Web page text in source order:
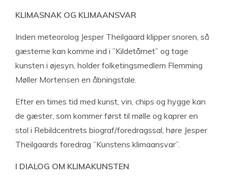
KLIMASNAK OG KLIMAANSVAR
Inden meteorolog Jesper Theilgaard klipper snoren, så
gæsterne kan komme ind i ”Kildetårnet” og tage
kunsten i øjesyn, holder folketingsmedlem Flemming
Møller Mortensen en åbningstale.
Efter en times tid med kunst, vin, chips og hygge kan
de gæster, som kommer først til mølle og kaprer en
stol i Rebildcentrets biograf/foredragssal, høre Jesper
Theilgaards foredrag ”Kunstens klimaansvar”.
I DIALOG OM KLIMAKUNSTEN